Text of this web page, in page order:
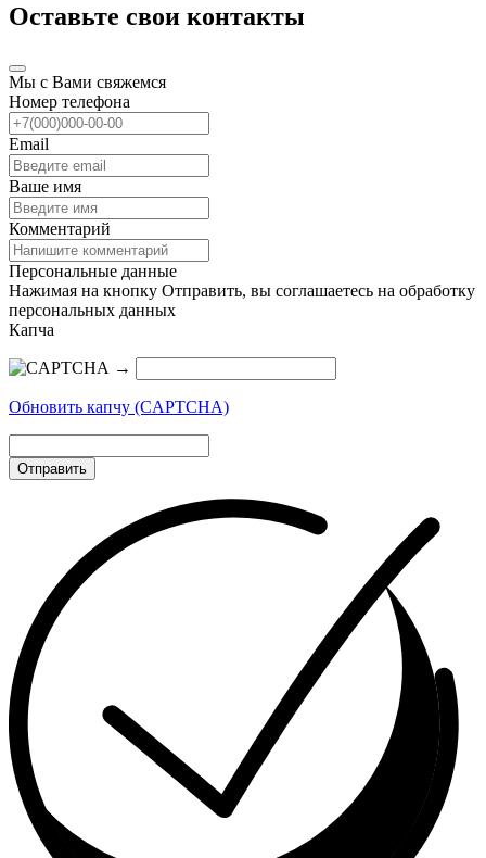
Оставьте свои контакты
Мы с Вами свяжемся
Номер телефона
Email
Ваше имя
Комментарий
Персональные данные
Нажимая на кнопку Отправить, вы соглашаетесь на обработку
персональных данных
Капча
→
Обновить капчу (CAPTCHA)
Отправить